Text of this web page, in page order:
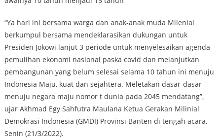
“Ya hari ini bersama warga dan anak-anak muda Milenial
berkumpul bersama mendeklarasikan dukungan untuk
Presiden Jokowi lanjut 3 periode untuk menyelesaikan agenda
pemulihan ekonomi nasional paska covid dan melanjutkan
pembangunan yang belum selesai selama 10 tahun ini menuju
Indonesia Maju, kuat dan sejahtera. Meletakan dasar-dasar
menuju negara maju nomor t dunia pada 2045 mendatang”,
ujar Akhmad Egy Sahfutra Maulana Ketua Gerakan Milinial
Demokrasi Indonesia (GMDI) Provinsi Banten di tengah acara,
Senin (21/3/2022).